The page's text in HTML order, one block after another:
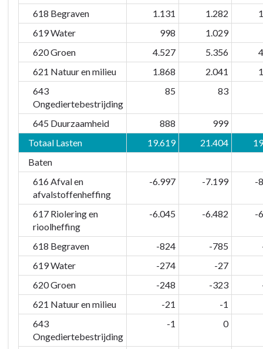
618 Begraven 1.131 1.282
619 Water
998
1.029
620 Groen
4.527 5.356
621 Natuur en milieu
1.868 2.041
643
Ongediertebestrijding
85 83
645 Duurzaamheid 888
999
Totaal Lasten
19.619 21.404
Baten
616 Afval en
afvalstoffenheffing
-6.997 -7.199 -
617 Riolering en
rioolheffing
-6.045 -6.482 -
618 Begraven -824 -785
619 Water
-274
-27
620 Groen
-248 -323
621 Natuur en milieu
-21
-1
643
Ongediertebestrijding
-1 0